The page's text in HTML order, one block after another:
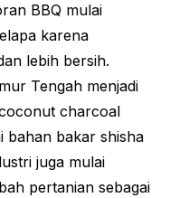
BBQ mulai
karena
lebih bersih.
Tengah menjadi
charcoal
bahan bakar shisha
juga mulai
pertanian sebagai